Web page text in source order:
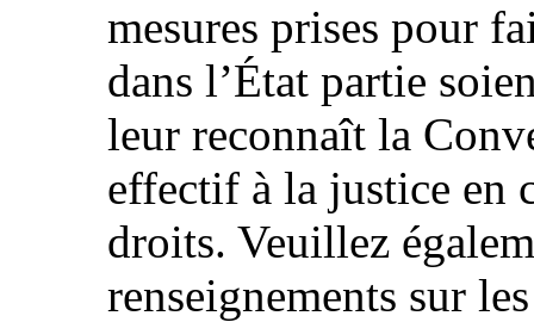
mesures prises pour
dans l’État partie
leur reconnaît la
effectif à la justice en
droits. Veuillez
renseignements sur